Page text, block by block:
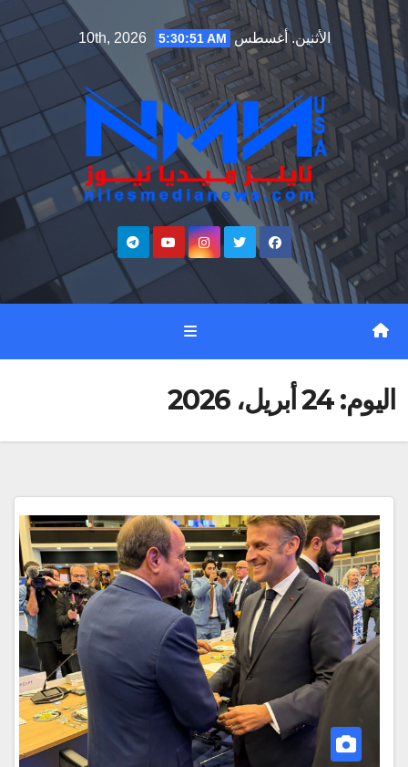
Skip
to
content
الأثنين. أغسطس 10th, 2026 5:30:52 AM
اليوم:24 أبريل، 2026